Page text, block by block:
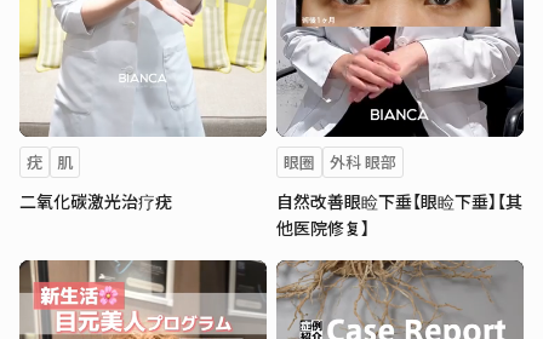
疣 肌
二氧化碳激光治疗疣
眼圈 外科 眼部
自然改善眼睑下垂【眼睑下垂】【其
他医院修复】